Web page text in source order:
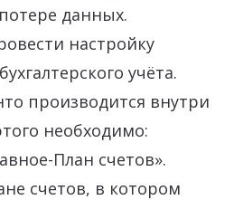
данных.
настройку
учёта.
производится внутри
необходимо:
План счетов».
счетов, в котором